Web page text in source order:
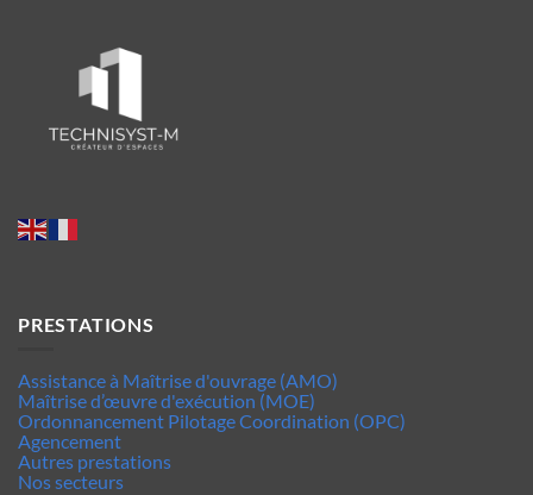
PRESTATIONS
Assistance à Maîtrise d'ouvrage (AMO)
Maîtrise d’œuvre d'exécution (MOE)
Ordonnancement Pilotage Coordination (OPC)
Agencement
Autres prestations
Nos secteurs